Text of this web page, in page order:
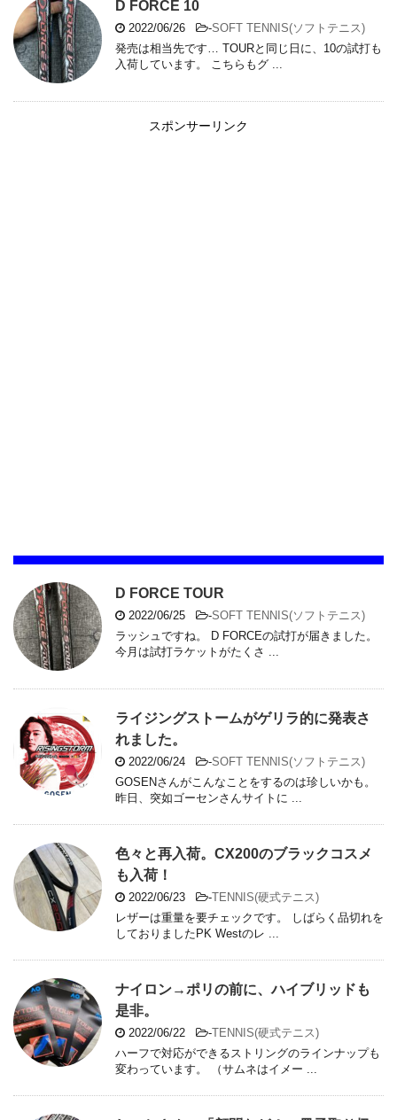
D FORCE 10
2022/06/26 -SOFT TENNIS(ソフトテニス)
発売は相当先です… TOURと同じ日に、10の試打も
入荷しています。 こちらもグ ...
スポンサーリンク
D FORCE TOUR
2022/06/25 -SOFT TENNIS(ソフトテニス)
ラッシュですね。 D FORCEの試打が届きました。
今月は試打ラケットがたくさ ...
ライジングストームがゲリラ的に発表さ
れました。
2022/06/24 -SOFT TENNIS(ソフトテニス)
GOSENさんがこんなことをするのは珍しいかも。
昨日、突如ゴーセンさんサイトに ...
色々と再入荷。CX200のブラックコスメ
も入荷！
2022/06/23 -TENNIS(硬式テニス)
レザーは重量を要チェックです。 しばらく品切れを
しておりましたPK Westのレ ...
ナイロン→ポリの前に、ハイブリッドも
是非。
2022/06/22 -TENNIS(硬式テニス)
ハーフで対応ができるストリングのラインナップも
変わっています。 （サムネはイメー ...